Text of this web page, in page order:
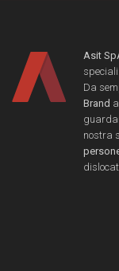
Asit
Da
Brand
nostra